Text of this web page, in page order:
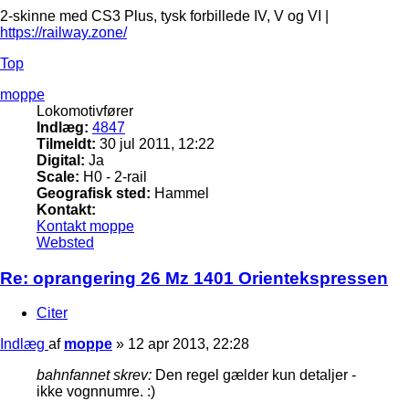
2-skinne med CS3 Plus, tysk forbillede IV, V og VI |
https://railway.zone/
Top
moppe
Lokomotivfører
Indlæg: 4847
Tilmeldt: 30 jul 2011, 12:22
Digital: Ja
Scale: H0 - 2-rail
Geografisk sted: Hammel
Kontakt:
Kontakt moppe
Websted
Re: oprangering 26 Mz 1401 Orientekspressen
Citer
Indlæg af moppe » 12 apr 2013, 22:28
bahnfannet skrev: Den regel gælder kun detaljer -
ikke vognnumre. :)